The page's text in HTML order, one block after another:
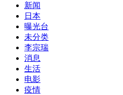
新闻
日本
曝光台
未分类
李宗瑞
消息
生活
电影
疫情